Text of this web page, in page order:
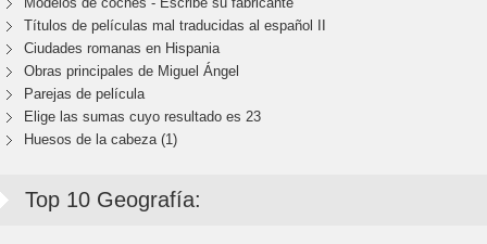
Títulos de películas mal traducidas al español II
Ciudades romanas en Hispania
Obras principales de Miguel Ángel
Parejas de película
Elige las sumas cuyo resultado es 23
Huesos de la cabeza (1)
Top 10 Geografía: